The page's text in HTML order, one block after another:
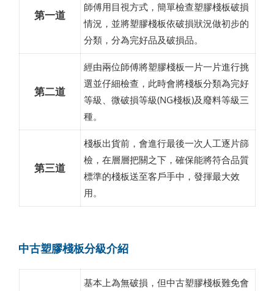
第一道
師傅用目視方式，簡單檢查塑膠棧板破損
情況，並將塑膠棧板依破損狀況做初步的
分類，分為完好品及破損品。
第二道
經由兩位師傅將塑膠棧板一片一片進行挑
選並仔細檢查，此時會將棧板分類為完好
等級、微破損等級(NG棧板)及廢料等級三
種。
第三道
棧板出貨前，會進行最後一次人工逐片篩
檢，在層層把關之下，確保能將符合品質
標準的棧板送至客戶手中，發揮最大效
用。
中古塑膠棧板分級介紹
基本上為無破損，但中古塑膠棧板難免會